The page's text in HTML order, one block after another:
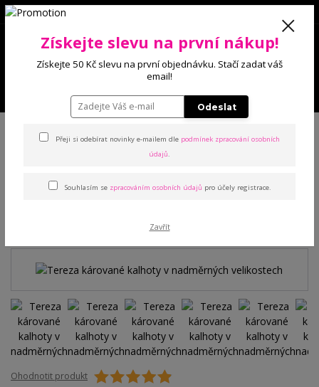
0 Kč
nadměrných velikostech
Tereza kárované kalhoty v
Ohodnotit produkt
Získejte slevu na první nákup!
Získejte 50 Kč slevu na první objednávku. Stačí zadat váš
email!
Odeslat
Přeji si odebírat novinky e-mailem dle podmínek zpracování osobních
údajů.
Souhlasím se zpracováním osobních údajů pro účely registrace.
Zavřít